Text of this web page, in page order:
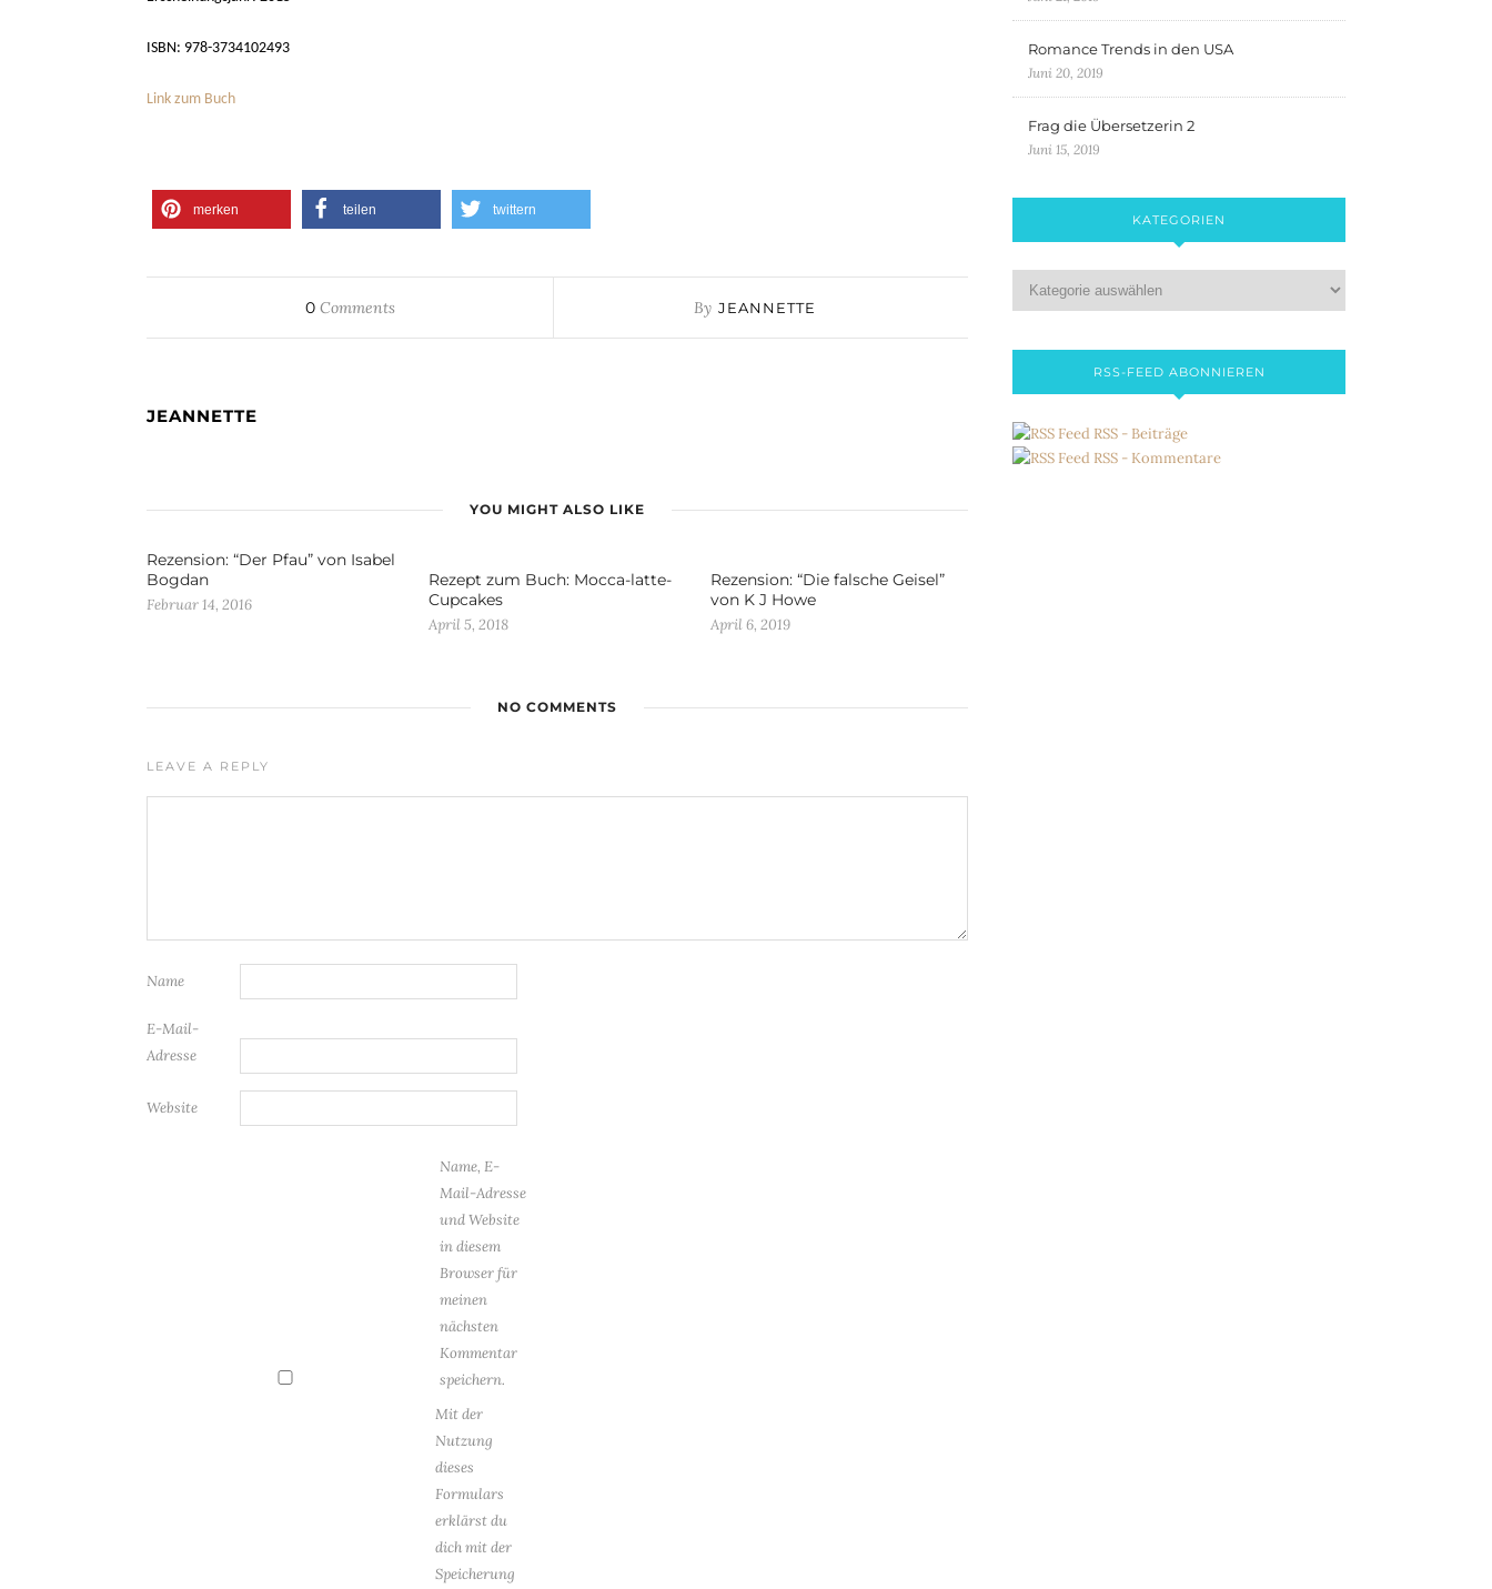
ISBN: 978-3734102493
Link zum Buch
merken teilen twittern
0Comments By JEANNETTE
JEANNETTE
YOU MIGHT ALSO LIKE
Rezension: “Der Pfau” von Isabel
Bogdan
Februar 14, 2016
Rezept zum Buch: Mocca-latte-
Cupcakes
April 5, 2018
Rezension: “Die falsche Geisel”
von K J Howe
April 6, 2019
NO COMMENTS
LEAVE A REPLY
Name
E-Mail-
Adresse
Website
Name, E-
Mail-Adresse
und Website
in diesem
Browser für
meinen
nächsten
Kommentar
speichern.
Mit der
Nutzung
dieses
Formulars
erklärst du
dich mit der
Speicherung
Romance Trends in den USA
Juni 20, 2019
Frag die Übersetzerin 2
Juni 15, 2019
KATEGORIEN
RSS-FEED ABONNIEREN
RSS - Beiträge
RSS - Kommentare